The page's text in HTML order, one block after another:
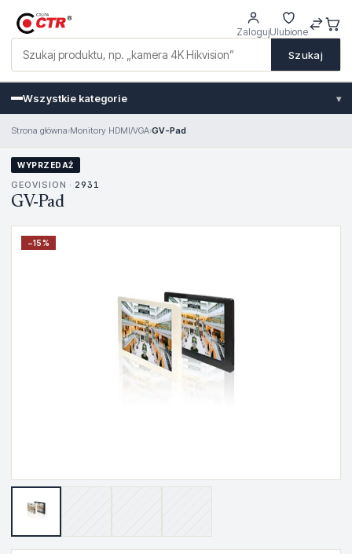
Szukaj
ZalogujUlubione
Wszystkie kategorie ▾
Strona główna›Monitory HDMI/VGA›GV-Pad
WYPRZEDAŻ
GEOVISION · 2931
GV-Pad
−15%